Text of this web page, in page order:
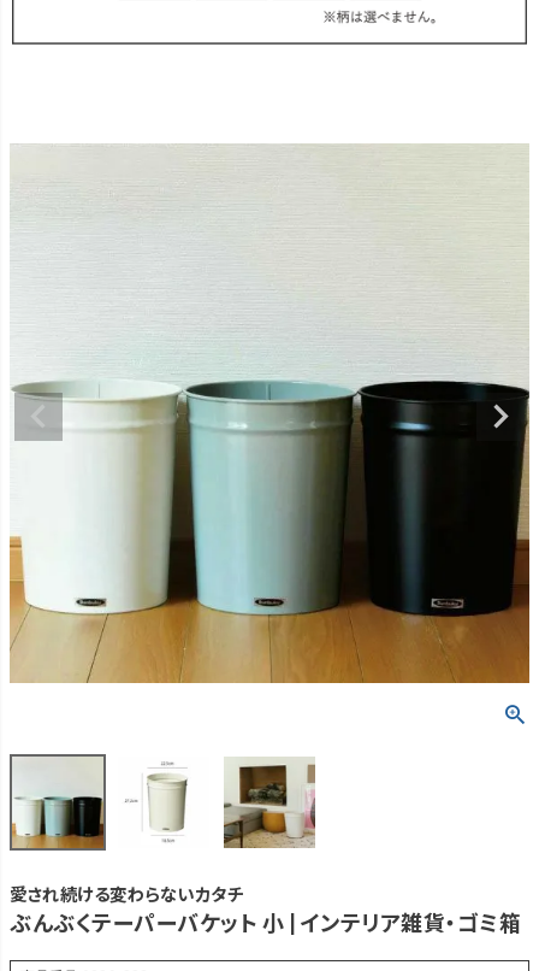
愛され続ける変わらないカタチ
ぶんぶくテーパーバケット 小 | インテリア雑貨・ゴミ箱